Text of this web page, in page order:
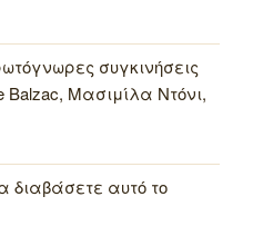
συγκινήσεις
Balzac, Μασιμίλα Ντόνι,
διαβάσετε αυτό το